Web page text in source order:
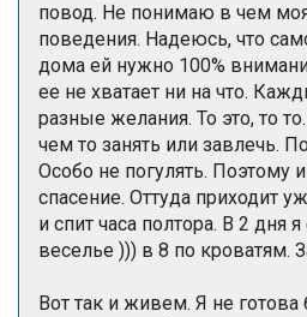
повод. Не понимаю в чем
поведения. Надеюсь, что
дома ей нужно 100%
ее не хватает ни на что.
разные желания. То это, то
чем то занять или завлечь.
Особо не погулять. Поэтому
спасение. Оттуда приходит
и спит часа полтора. В 2 дня
веселье ))) в 8 по кроватям.
Вот так и живем. Я не